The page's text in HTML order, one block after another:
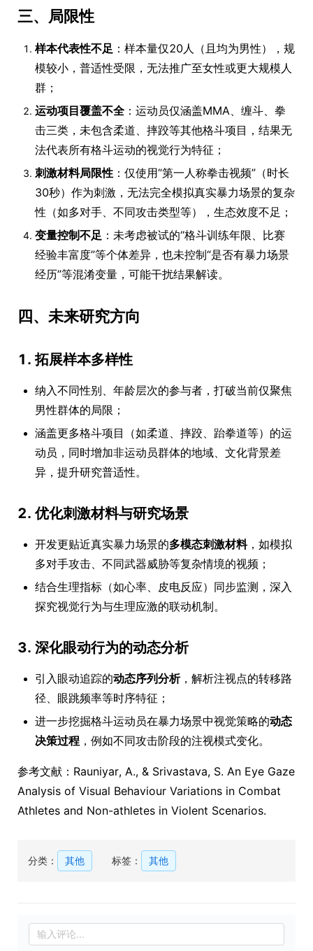
三、局限性
样本代表性不足 ：样本量仅20人（且均为男性），规
模较小，普适性受限，无法推广至女性或更大规模人
群；
运动项目覆盖不全 ：运动员仅涵盖MMA、缠斗、拳
击三类，未包含柔道、摔跤等其他格斗项目，结果无
法代表所有格斗运动的视觉行为特征；
刺激材料局限性 ：仅使用“第一人称拳击视频”（时长
30秒）作为刺激，无法完全模拟真实暴力场景的复杂
性（如多对手、不同攻击类型等），生态效度不足；
变量控制不足 ：未考虑被试的“格斗训练年限、比赛
经验丰富度”等个体差异，也未控制“是否有暴力场景
经历”等混淆变量，可能干扰结果解读。
四、未来研究方向
1. 拓展样本多样性
纳入不同性别、年龄层次的参与者，打破当前仅聚焦
男性群体的局限；
涵盖更多格斗项目（如柔道、摔跤、跆拳道等）的运
动员，同时增加非运动员群体的地域、文化背景差
异，提升研究普适性。
2. 优化刺激材料与研究场景
开发更贴近真实暴力场景的多模态刺激材料，如模拟
多对手攻击、不同武器威胁等复杂情境的视频；
结合生理指标（如心率、皮电反应）同步监测，深入
探究视觉行为与生理应激的联动机制。
3. 深化眼动行为的动态分析
引入眼动追踪的动态序列分析，解析注视点的转移路
径、眼跳频率等时序特征；
进一步挖掘格斗运动员在暴力场景中视觉策略的动态
决策过程 ，例如不同攻击阶段的注视模式变化。
参考文献：Rauniyar, A., & Srivastava, S. An Eye Gaze
Analysis of Visual Behaviour Variations in Combat
Athletes and Non-athletes in Violent Scenarios.
分类： 其他 标签： 其他